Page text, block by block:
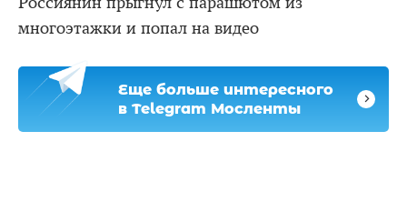
многоэтажки и попал на видео
Еще больше интересного
в Telegram Мосленты